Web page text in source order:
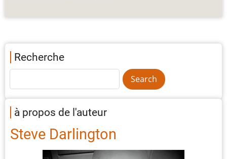
Recherche
à propos de l'auteur
Steve Darlington